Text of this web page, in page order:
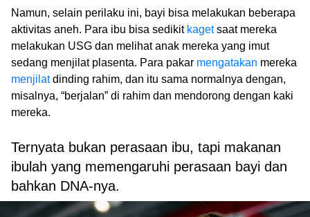
Namun, selain perilaku ini, bayi bisa melakukan beberapa
aktivitas aneh. Para ibu bisa sedikit kagetsaat mereka
melakukan USG dan melihat anak mereka yang imut
sedang menjilat plasenta. Para pakar mengatakan mereka
menjilatdinding rahim, dan itu sama normalnya dengan,
misalnya, “berjalan” di rahim dan mendorong dengan kaki
mereka.
Ternyata bukan perasaan ibu, tapi makanan
ibulah yang memengaruhi perasaan bayi dan
bahkan DNA-nya.